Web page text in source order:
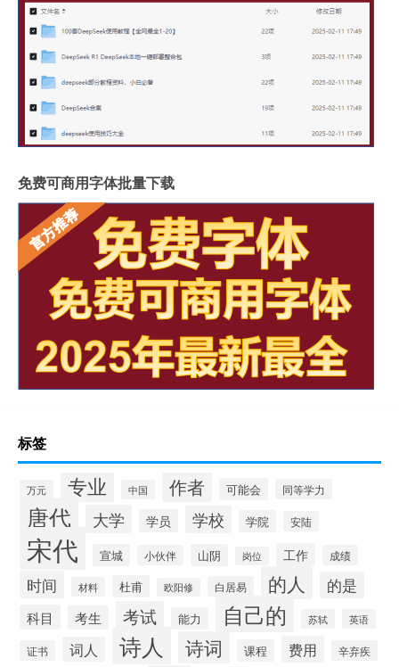
免费可商用字体批量下载
标签
万元 专业 中国 作者 可能会 同等学力
唐代 大学 学员 学校 学院 安陆
宋代 宣城 小伙伴 山阴 岗位 工作 成绩
时间 材料 杜甫 欧阳修 白居易 的人 的是
科目 考生 考试 能力 自己的 苏轼 英语
证书 词人 诗人 诗词 课程 费用
辛弃疾